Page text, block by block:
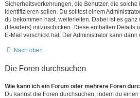
Sicherheitsvorkehrungen, die Benutzer, die solche
identifizieren sollen. Du solltest einem
du bekommen hast, weiterleiten. Dabei ist es ganz
(Headers) mitzuschicken. Diese enthalten Details
E-Mail verschickt hat. Der Administrator kann
Nach oben
Die Foren durchsuchen
Wie kann ich ein Forum oder mehrere Foren
Du kannst die Foren durchsuchen, indem du